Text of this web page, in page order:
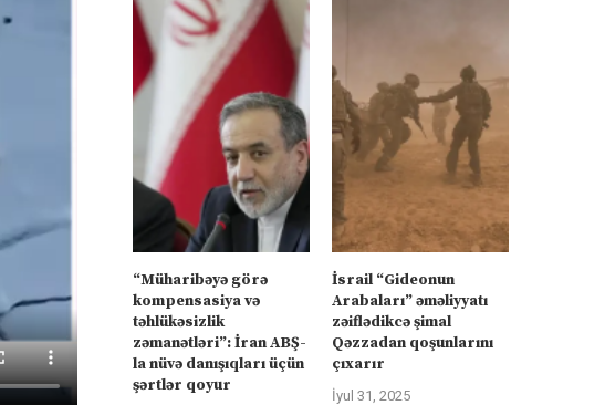
“Müharibəyə görə
kompensasiya və
təhlükəsizlik
zəmanətləri”: İran ABŞ-
la nüvə danışıqları üçün
şərtlər qoyur
İsrail “Gideonun
Arabaları” əməliyyatı
zəiflədikcə şimal
Qəzzadan qoşunlarını
çıxarır
İyul 31, 2025